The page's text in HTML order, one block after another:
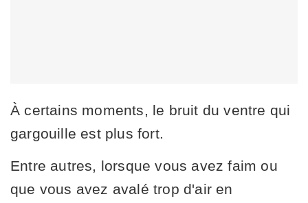
À certains moments, le bruit du ventre qui
gargouille est plus fort.
Entre autres, lorsque vous avez faim ou
que vous avez avalé trop d'air en